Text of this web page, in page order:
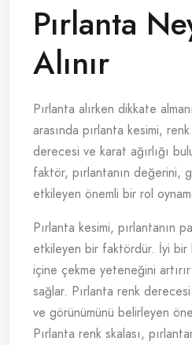
Pırlanta
Alınır
Pırlanta alırken dikkate
arasında pırlanta kesimi,
derecesi ve karat ağırlığı
faktör, pırlantanın değerini,
etkileyen önemli bir rol
Pırlanta kesimi, pırlantanın
etkileyen bir faktördür. İyi bir
içine çekme yeteneğini
sağlar. Pırlanta renk
ve görünümünü belirleyen
Pırlanta renk skalası,